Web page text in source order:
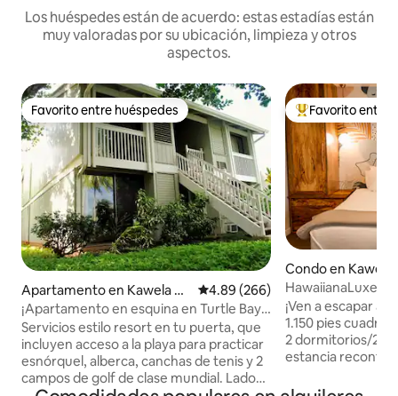
Los huéspedes están de acuerdo: estas estadías están
muy valoradas por su ubicación, limpieza y otros
aspectos.
Favorito entre huéspedes
Favorito entre huéspedes
Apartamento en Kawela Ba
y
Calificación promedio: 4.89 de
4.89 (266)
¡Apartamento en esquina en Turtle Bay
con vistas al campo de golf!
Servicios estilo resort en tu puerta, que
incluyen acceso a la playa para practicar
esnórquel, alberca, canchas de tenis y 2
campos de golf de clase mundial. Lado
Favorito entre
Favorito entre
Condo en Kawela
Bay_Hale LuLu
¡Ven a escapar a
1.150 pies
2 dormitorios/2,5
estancia
Hale Lulu se